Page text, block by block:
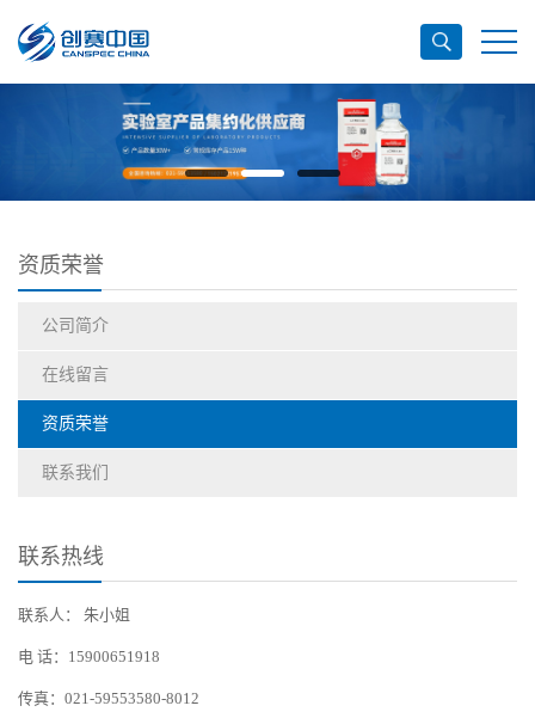
资质荣誉
公司简介
在线留言
资质荣誉
联系我们
联系热线
联系人： 朱小姐
电 话：15900651918
传真：021-59553580-8012